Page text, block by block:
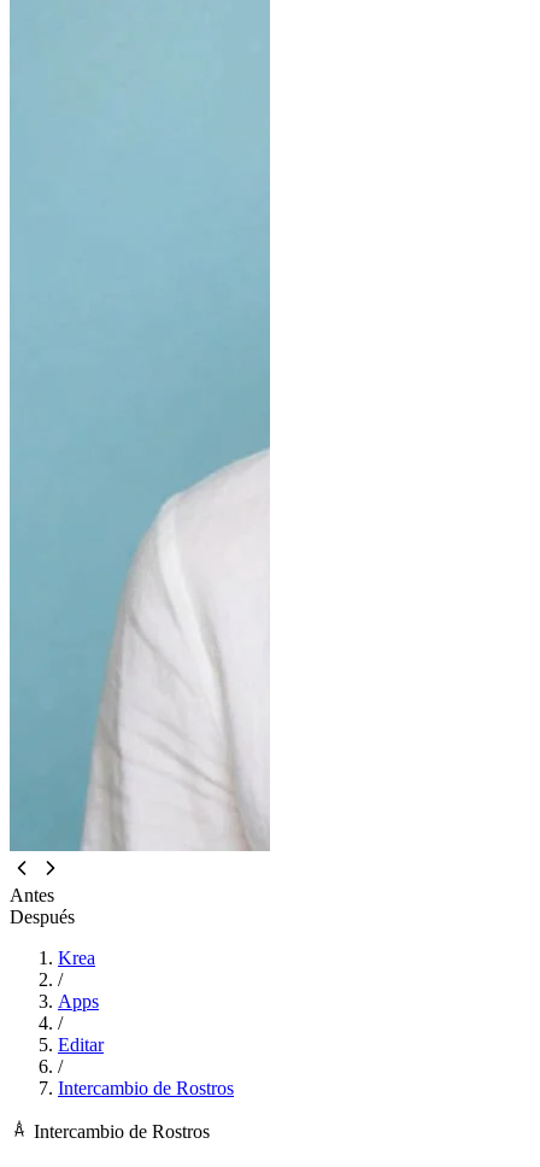
Antes
Después
Krea
/
Apps
/
Editar
/
Intercambio de Rostros
Intercambio de Rostros